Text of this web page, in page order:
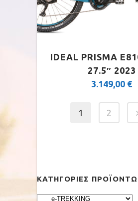
IDEAL PRISMA
27.5″ 2023
3.149,00 €
1 2
ΚΑΤΗΓΟΡΊΕΣ